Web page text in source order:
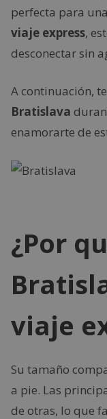
perfecta para
viaje express,
desconectar sin
A continuación,
Bratislava
enamorarte de
¿Por
viaje
Su tamaño
a pie. Las
de otras, lo que